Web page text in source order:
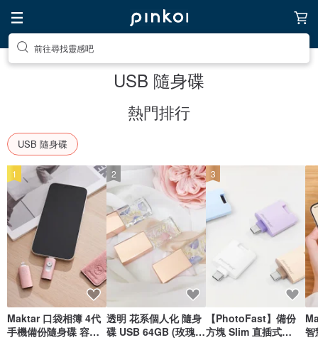
前往尋找靈感吧
USB 隨身碟
熱門排行
USB 隨身碟
Maktar 口袋相簿 4代
手機備份隨身碟 容量
1
透明 花系個人化 隨身
碟 USB 64GB (玫瑰
2
【PhotoFast】備份
方塊 Slim 直插式
3
智